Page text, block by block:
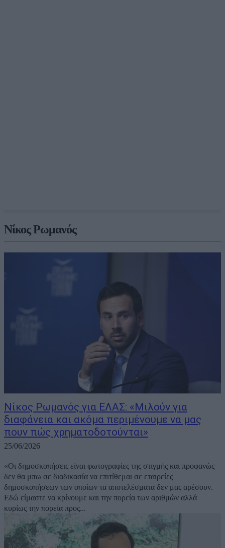
Νίκος Ρωμανός
Νίκος Ρωμανός για ΕΛΑΣ: «Μιλούν για
διαφάνεια και ακόμα περιμένουμε να μας
πουν πώς χρηματοδοτούνται»
25/06/2026
«Οι δημοσκοπήσεις είναι φωτογραφίες της στιγμής και προφανώς
δεν θα μπω σε διαδικασία να επιτίθεμαι σε εταιρείες
δημοσκοπήσεων των οποίων τα αποτελέσματα δεν μας αρέσουν.
Εδώ είμαστε να κρίνουμε και την πορεία των αριθμών αλλά
κυρίως την πορεία προς...